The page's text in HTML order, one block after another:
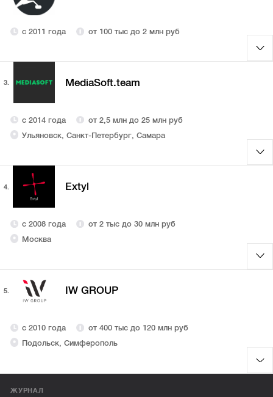
с 2011 года от 100 тыс до 2 млн руб
3. MediaSoft.team
с 2014 года
от 2,5 млн до 25 млн руб
Ульяновск, Санкт-Петербург, Самара
4. Extyl
с 2008 года
от 2 тыс до 30 млн руб
Москва
5. IW GROUP
с 2010 года
от 400 тыс до 120 млн руб
Подольск, Симферополь
ЖУРНАЛ